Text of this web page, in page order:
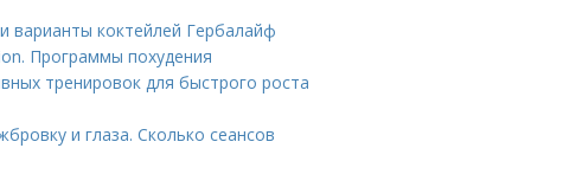
варианты коктейлей Гербалайф
Программы похудения
тренировок для быстрого роста
и глаза. Сколько сеансов